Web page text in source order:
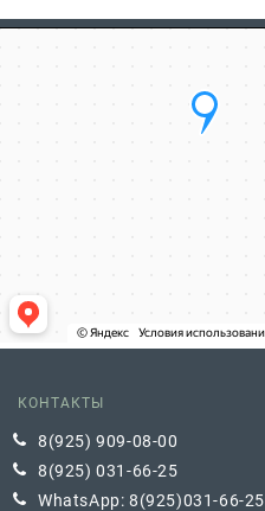
КОНТАКТЫ
8(925) 909-08-00
8(925) 031-66-25
WhatsApp: 8(925)031-66-25